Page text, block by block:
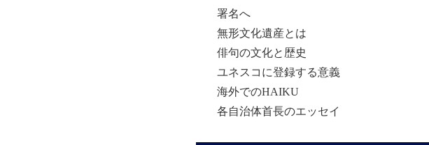
署名へ
無形文化遺産とは
俳句の文化と歴史
ユネスコに登録する意義
海外でのHAIKU
各自治体首長のエッセイ